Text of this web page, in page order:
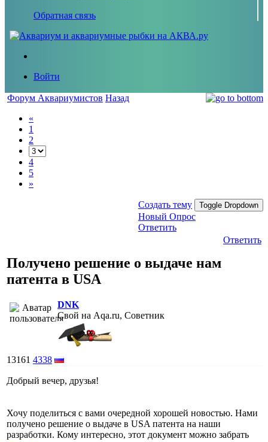
Обратная связь
Войти
Форум Аквариумистов Назад
«
1
2
4
5
»
Создать тему Toggle Dropdown
Новый Опрос
Ответить
Ответить
Получено решение о выдаче нам
патента в USA
DNK
Свой на Aqa.ru, Советник
13161 4338
Добрый вечер, друзья!
Хочу поделиться с вами очередной хорошей новостью. Нами
получено решение о выдаче в USA патента на наши
разработки. Кому интересно, этот документ можно забрать